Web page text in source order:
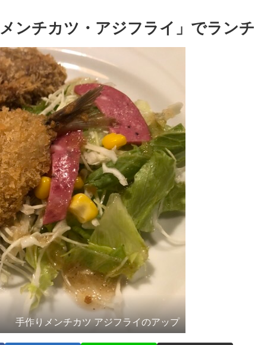
ンチカツ・アジフライ」でランチ
手作りメンチカツ アジフライのアップ